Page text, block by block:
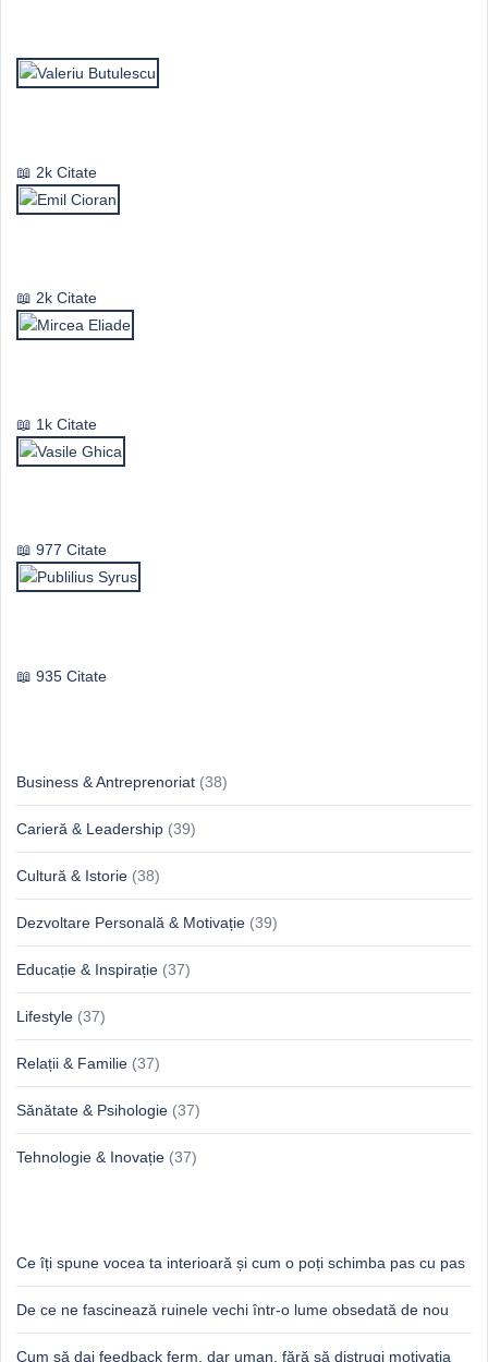
2k Citate
2k Citate
1k Citate
977 Citate
935 Citate
Business & Antreprenoriat (38)
Carieră & Leadership (39)
Cultură & Istorie (38)
Dezvoltare Personală & Motivație (39)
Educație & Inspirație (37)
Lifestyle (37)
Relații & Familie (37)
Sănătate & Psihologie (37)
Tehnologie & Inovație (37)
Ce îți spune vocea ta interioară și cum o poți schimba pas cu pas
De ce ne fascinează ruinele vechi într-o lume obsedată de nou
Cum să dai feedback ferm, dar uman, fără să distrugi motivația